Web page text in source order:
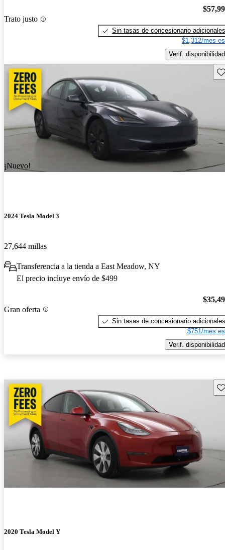
Trato justo
Sin tasas de concesionario adicionales
$1,312/mes
Verif. disponibilidad
¡Nuevo!
2024 Tesla Model 3
27,644 millas
Transferencia a la tienda a East Meadow, NY
El precio incluye envío de $499
Gran oferta
Sin tasas de concesionario adicionales
$751/mes
Verif. disponibilidad
2020 Tesla Model Y